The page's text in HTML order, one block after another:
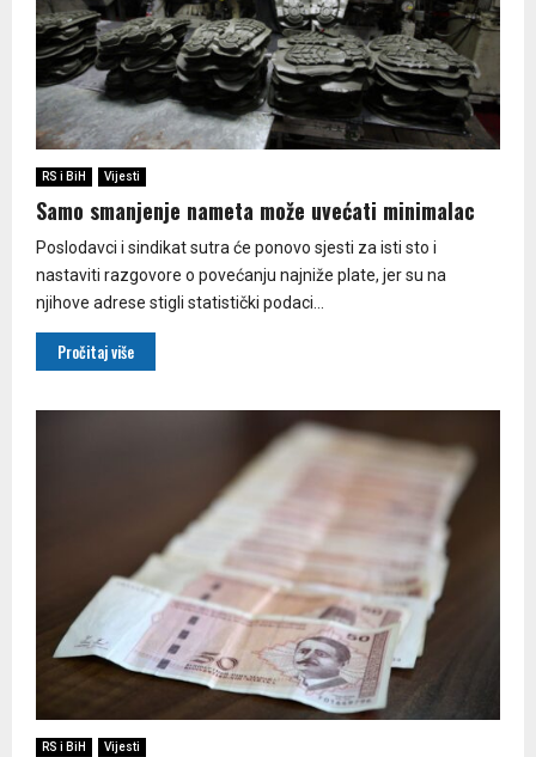
RS i BiH Vijesti
Samo smanjenje nameta može uvećati minimalac
Poslodavci i sindikat sutra će ponovo sjesti za isti sto i
nastaviti razgovore o povećanju najniže plate, jer su na
njihove adrese stigli statistički podaci...
Pročitaj više
RS i BiH Vijesti